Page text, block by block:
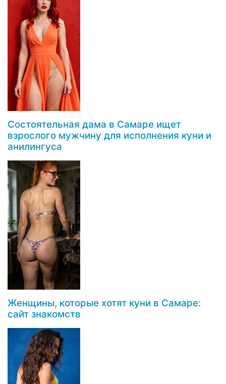
Состоятельная дама в Самаре ищет
взрослого мужчину для исполнения куни и
анилингуса
Женщины, которые хотят куни в Самаре:
сайт знакомств